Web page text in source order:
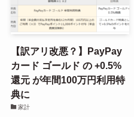
【訳アリ改悪？】PayPay
カード ゴールド の +0.5%
還元 が年間100万円利用特
典に
家計